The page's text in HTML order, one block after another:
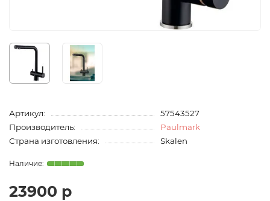
Артикул:
57543527
Производитель:
Paulmark
Страна изготовления:
Skalen
23900 р